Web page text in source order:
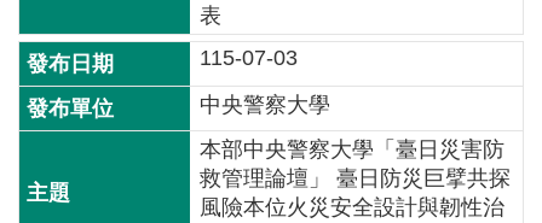
民
意
信
箱
雙
語
表
115-07-03
中央警察大學
本部中央警察大學「臺日災害防
救管理論壇」 臺日防災巨擘共探
風險本位火災安全設計與韌性治